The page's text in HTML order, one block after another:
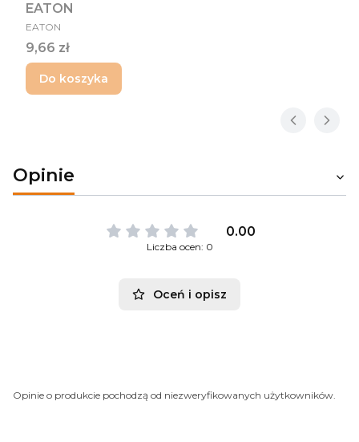
EATON
PRODUCENT
EATON
Cena
9,66 zł
Do koszyka
Opinie
0.00
Liczba ocen: 0
Oceń i opisz
Opinie o produkcie pochodzą od niezweryfikowanych użytkowników.